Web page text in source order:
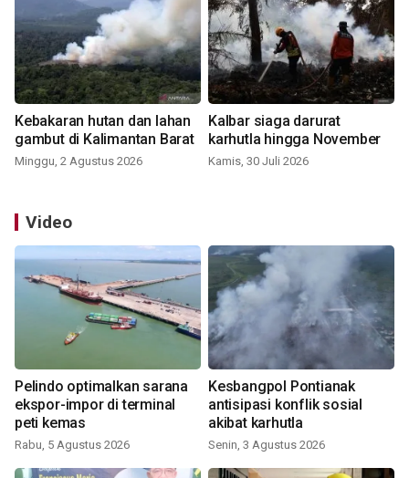
Kebakaran hutan dan lahan
gambut di Kalimantan Barat
Minggu, 2 Agustus 2026
Kalbar siaga darurat
karhutla hingga November
Kamis, 30 Juli 2026
Video
Pelindo optimalkan sarana
ekspor-impor di terminal
peti kemas
Rabu, 5 Agustus 2026
Kesbangpol Pontianak
antisipasi konflik sosial
akibat karhutla
Senin, 3 Agustus 2026